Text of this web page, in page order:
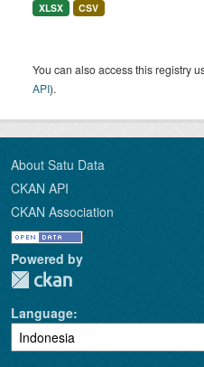
XLSX CSV
You can also access this registry
API).
About Satu Data
CKAN API
CKAN Association
Powered by
Language